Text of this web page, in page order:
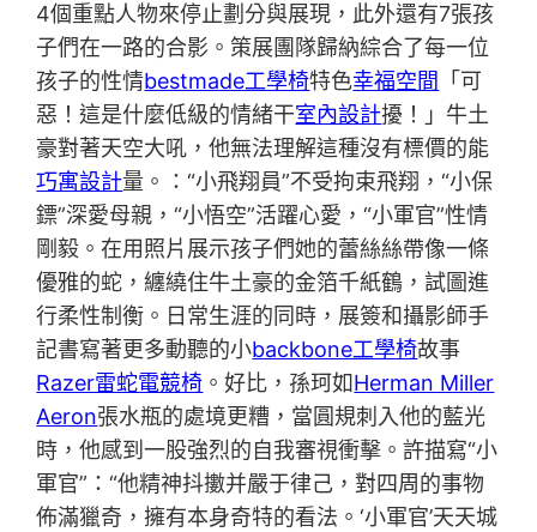
4個重點人物來停止劃分與展現，此外還有7張孩
子們在一路的合影。策展團隊歸納綜合了每一位
孩子的性情bestmade工學椅特色幸福空間
「可
惡！這是什麼低級的情緒干室內設計擾！」牛土
豪對著天空大吼，他無法理解這種沒有標價的能
巧寓設計量。：“小飛翔員”不受拘束飛翔，“小保
鏢”深愛母親，“小悟空”活躍心愛，“小軍官”性情
剛毅。在用照片展示孩子們她的蕾絲絲帶像一條
優雅的蛇，纏繞住牛土豪的金箔千紙鶴，試圖進
行柔性制衡。日常生涯的同時，展簽和攝影師手
記書寫著更多動聽的小backbone工學椅故事
Razer雷蛇電競椅 。好比，孫珂如Herman Miller
Aeron張水瓶的處境更糟，當圓規刺入他的藍光
時，他感到一股強烈的自我審視衝擊。許描寫“小
軍官”：“他精神抖擻并嚴于律己，對四周的事物
佈滿獵奇，擁有本身奇特的看法。‘小軍官’天天城